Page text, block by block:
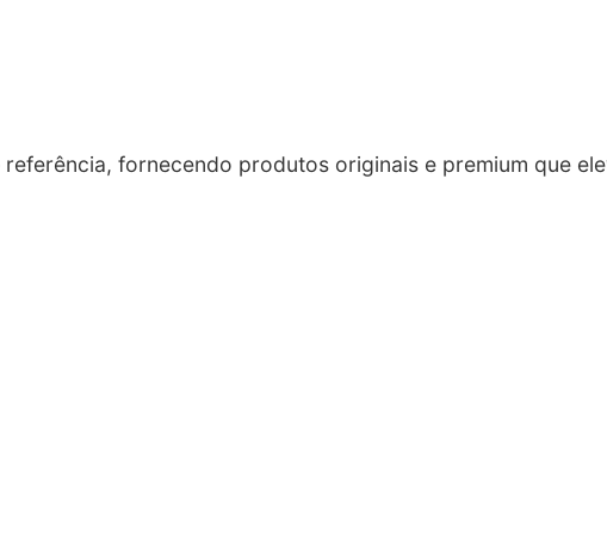
fornecendo produtos originais e premium que